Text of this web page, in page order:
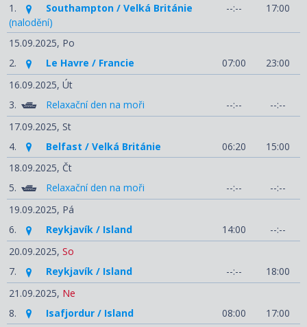
1.
Southampton / Velká Británie
(nalodění)
--:-- 17:00
15.09.2025, Po
2.
Le Havre / Francie 07:00
23:00
16.09.2025, Út
3.
Relaxační den na moři --:--
--:--
17.09.2025, St
4.
Belfast / Velká Británie 06:20
15:00
18.09.2025, Čt
5.
Relaxační den na moři --:--
--:--
19.09.2025, Pá
6.
Reykjavík / Island 14:00
--:--
20.09.2025, So
7.
Reykjavík / Island --:--
18:00
21.09.2025, Ne
8.
Isafjordur / Island 08:00
17:00